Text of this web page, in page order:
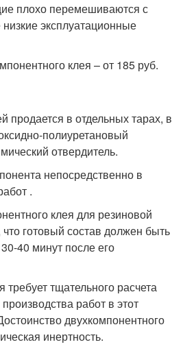
плохо перемешиваются с
эксплуатационные
клея – от 185 руб.
продается в отдельных тарах, в
полиуретановый
отвердитель.
непосредственно в
.
клея для резиновой
что готовый состав должен быть
40 минут после его
требует тщательного расчета
работ в этот
двухкомпонентного
инертность.